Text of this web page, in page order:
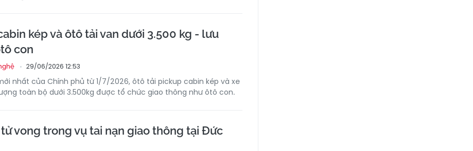
kép và ôtô tải van dưới 3.500 kg - lưu
con
29/06/2026 12:53
nhất của Chính phủ từ 1/7/2026, ôtô tải pickup cabin kép và xe
toàn bộ dưới 3.500kg được tổ chức giao thông như ôtô con.
vong trong vụ tai nạn giao thông tại Đức